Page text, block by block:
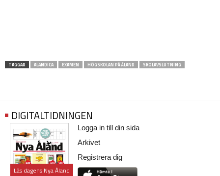
TAGGAR ALANDICA EXAMEN HÖGSKOLAN PÅ ÅLAND SKOLAVSLUTNING
DIGITALTIDNINGEN
Läs dagens Nya Åland
Logga in till din sida
Arkivet
Registrera dig